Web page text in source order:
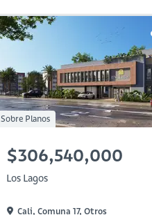
Sobre Planos
$306,540,000
Los Lagos
Cali, Comuna 17, Otros